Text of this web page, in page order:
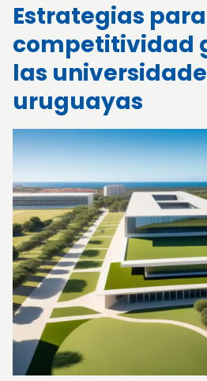
Estrategias
competitividad
las
uruguayas